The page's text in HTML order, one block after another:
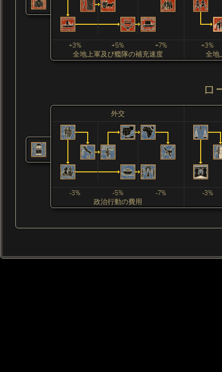
+3% +5%
+7%
全地上軍及び艦隊の補充速度
+3%
全地
ロ
外交
-3% -5%
-7%
政治行動の費用
-3%